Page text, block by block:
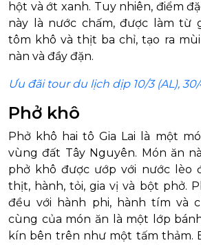
hột và ớt xanh. Tuy nhiên, điểm
này là nước chấm, được làm từ
tôm khô và thịt ba chỉ, tạo ra
nàn và đầy đặn.
Ưu đãi tour du lịch dịp 10/3 (AL),
Phở khô
Phở khô hai tô Gia Lai là một
vùng đất Tây Nguyên. Món ăn
phở khô được ướp với nước lèo
thịt, hành, tỏi, gia vị và bột phở.
đều với hành phi, hành tím và
cùng của món ăn là một lớp
kín bên trên như một tấm thảm.